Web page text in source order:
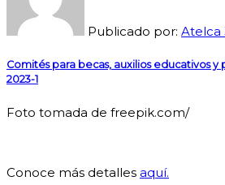
Publicado por: Atelca
Comités para becas, auxilios educativos
2023-1
Foto tomada de freepik.com/
Conoce más detalles aquí.